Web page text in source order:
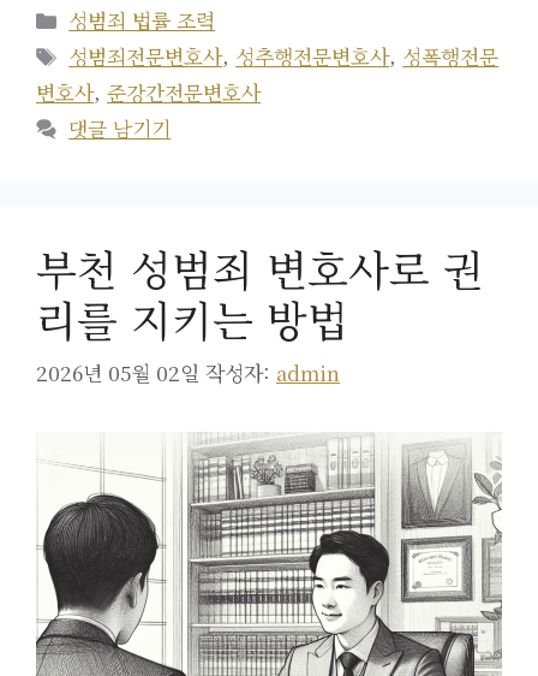
카
테
고
리
성범죄 법률 조력
태
그
성범죄전문변호사, 성추행전문변호사, 성폭행전문
변호사, 준강간전문변호사
댓글 남기기
부천 성범죄 변호사로 권
리를 지키는 방법
2026년 05월 02일 작성자: admin